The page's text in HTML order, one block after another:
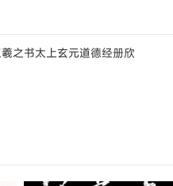
之书太上玄元道德经册欣